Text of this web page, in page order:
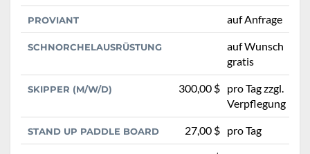
PROVIANT auf Anfrage
SCHNORCHELAUSRÜSTUNG
auf Wunsch
gratis
SKIPPER (M/W/D) 300,00 $ pro Tag zzgl.
Verpflegung
STAND UP PADDLE BOARD 27,00 $ pro Tag